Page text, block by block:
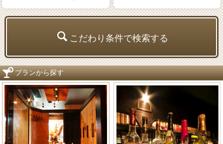
こだわり条件で検索する
プランから探す